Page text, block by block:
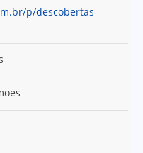
p/descobertas-